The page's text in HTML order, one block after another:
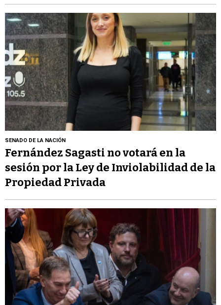
SENADO DE LA NACIÓN
Fernández Sagasti no votará en la
sesión por la Ley de Inviolabilidad de la
Propiedad Privada